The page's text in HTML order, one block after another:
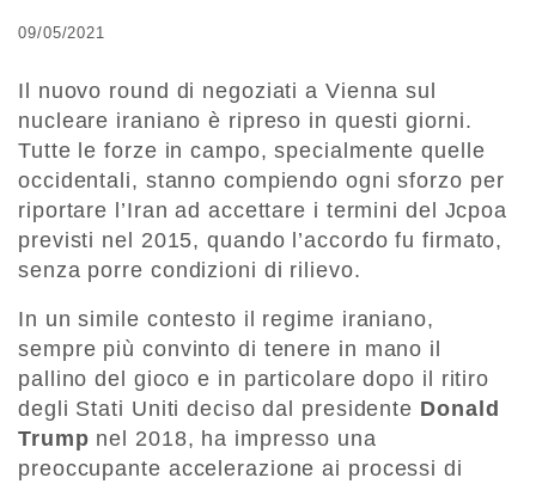
09/05/2021
Il nuovo round di negoziati a Vienna sul
nucleare iraniano è ripreso in questi giorni.
Tutte le forze in campo, specialmente quelle
occidentali, stanno compiendo ogni sforzo per
riportare l’Iran ad accettare i termini del Jcpoa
previsti nel 2015, quando l’accordo fu firmato,
senza porre condizioni di rilievo.
In un simile contesto il regime iraniano,
sempre più convinto di tenere in mano il
pallino del gioco e in particolare dopo il ritiro
degli Stati Uniti deciso dal presidente Donald
Trump nel 2018, ha impresso una
preoccupante accelerazione ai processi di